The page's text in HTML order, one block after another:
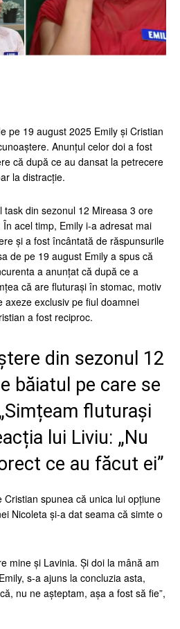
pe 19 august 2025 Emily și Cristian
Anunțul celor doi a fost
că după ce au dansat la petrecere
la distracție.
task din sezonul 12 Mireasa 3 ore
acel timp, Emily i-a adresat mai
și a fost încântată de răspunsurile
de pe 19 august Emily a spus că
a anunțat că după ce a
că are fluturași în stomac, motiv
exclusiv pe fiul doamnei
a fost reciproc.
din sezonul 12
băiatul pe care se
fluturași
lui Liviu: „Nu
ce au făcut ei”
spunea că unica lui opțiune
Nicoleta și-a dat seama că simte o
mine și Lavinia. Și doi la mână am
s-a ajuns la concluzia asta,
nu ne așteptam, așa a fost să fie”,